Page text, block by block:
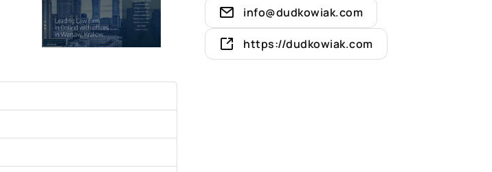
info@dudkowiak.com
https://dudkowiak.com